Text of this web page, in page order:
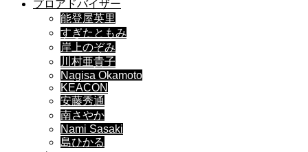
プロアドバイザー
能登屋英里
すぎたともみ
岸上のぞみ
川村亜貴子
Nagisa Okamoto
KEACON
安藤秀通
南さやか
Nami Sasaki
島ひかる